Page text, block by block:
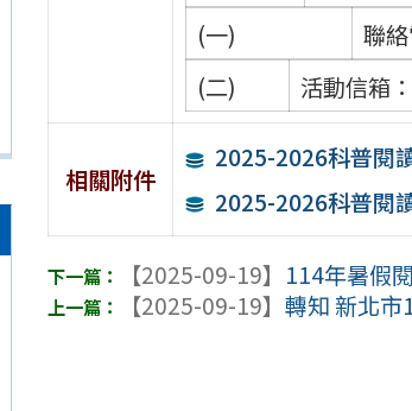
(一)
聯
(二)
活動信箱
相關附件
2025-2026科普閱
2025-2026科普閱
【2025-09-19】 114年暑假
【2025-09-19】轉知 新北市